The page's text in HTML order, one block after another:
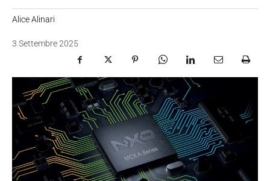
Alice Alinari
3 Settembre 2025